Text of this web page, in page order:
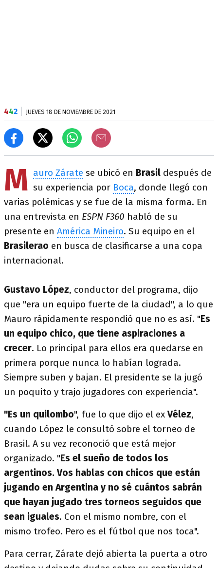
442 JUEVES 18 DE NOVIEMBRE DE 2021
M auro Zárate se ubicó en Brasil después de
su experiencia por Boca, donde llegó con
varias polémicas y se fue de la misma forma. En
una entrevista en ESPN F360 habló de su
presente en América Mineiro. Su equipo en el
Brasilerao en busca de clasificarse a una copa
internacional.
Gustavo López, conductor del programa, dijo
que "era un equipo fuerte de la ciudad", a lo que
Mauro rápidamente respondió que no es así. "Es
un equipo chico, que tiene aspiraciones a
crecer. Lo principal para ellos era quedarse en
primera porque nunca lo habían lograda.
Siempre suben y bajan. El presidente se la jugó
un poquito y trajo jugadores con experiencia".
"Es un quilombo", fue lo que dijo el exVélez,
cuando López le consultó sobre el torneo de
Brasil. A su vez reconoció que está mejor
organizado. "Es el sueño de todos los
argentinos. Vos hablas con chicos que están
jugando en Argentina y no sé cuántos sabrán
que hayan jugado tres torneos seguidos que
sean iguales. Con el mismo nombre, con el
mismo trofeo. Pero es el fútbol que nos toca".
Para cerrar, Zárate dejó abierta la puerta a otro